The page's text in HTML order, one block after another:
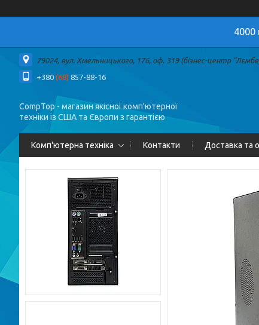
4000
79024, вул. Хмельницького, 176, оф. 319 (бізнес-центр
+380 (68) 857-88-16
CompTop - магазин якісної комп'ютерної
техніки із США та Європи з гарантією
Комп'ютерна техніка Контакти Доставка та